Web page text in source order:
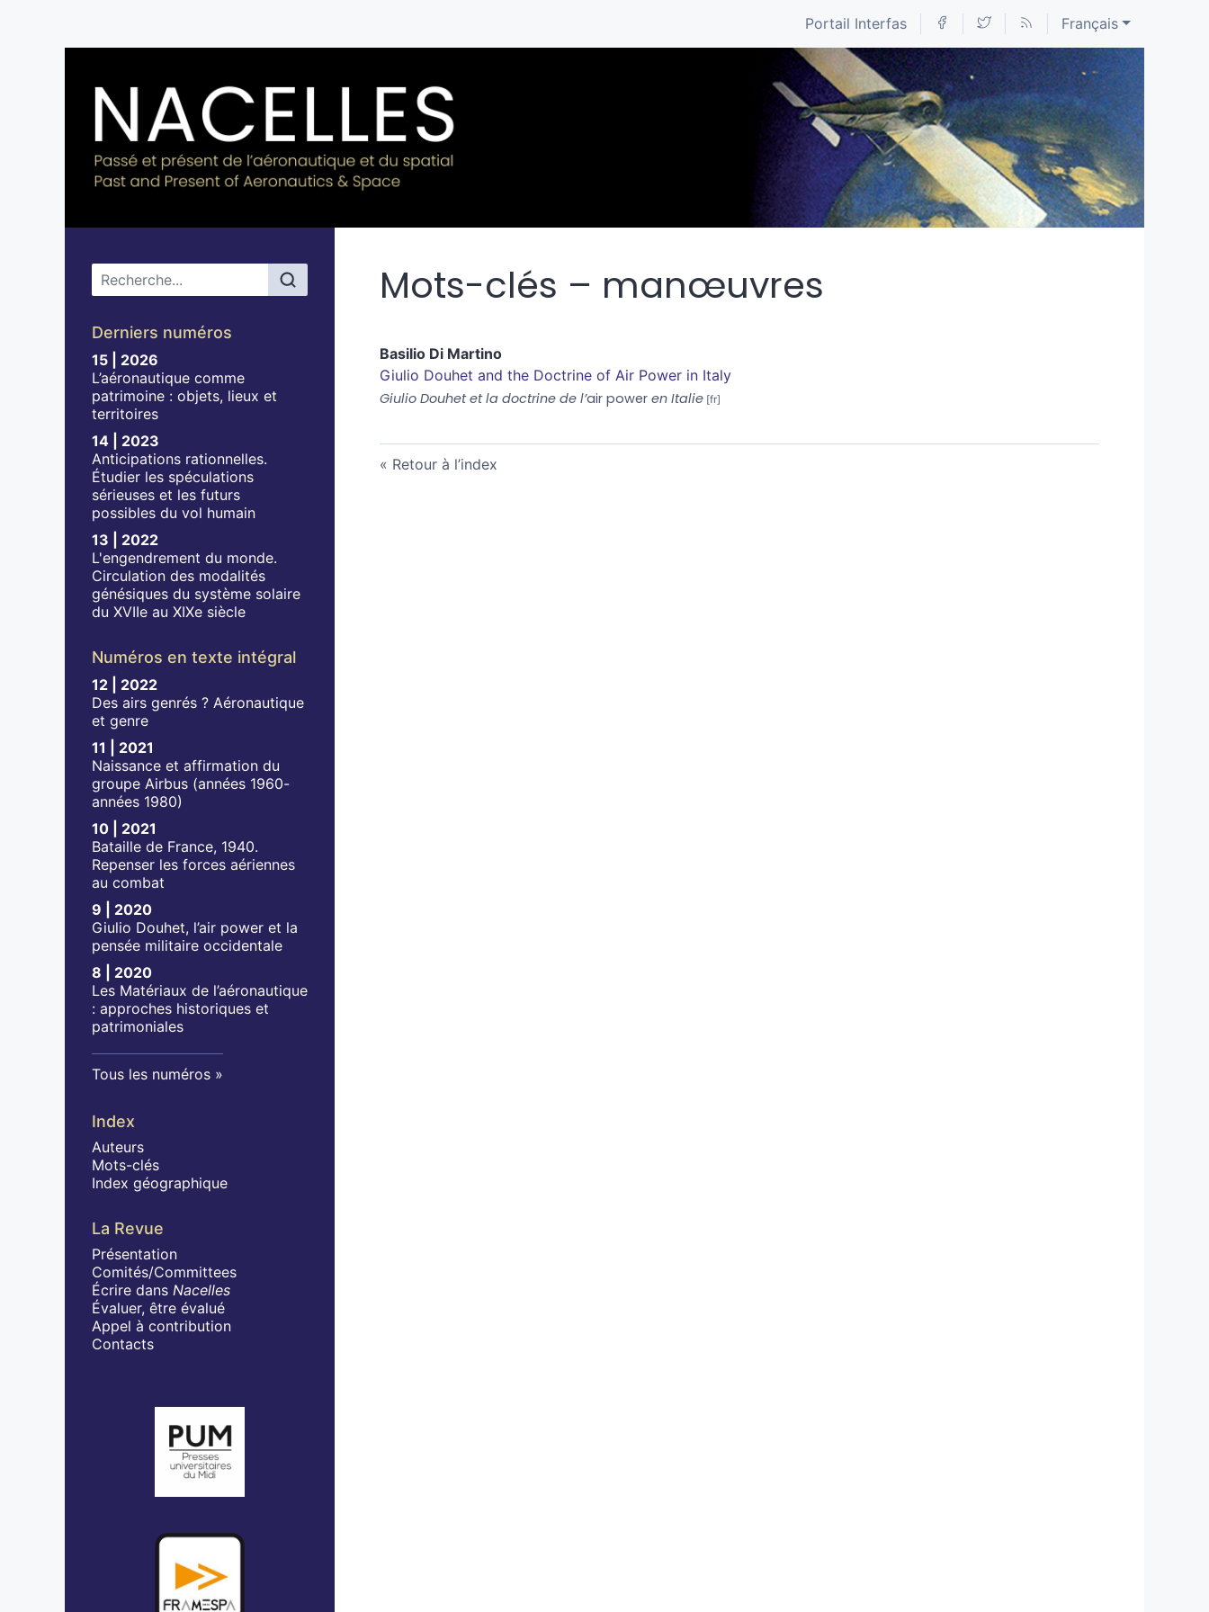
Portail Interfas Français
Menu principal
Derniers numéros
15 | 2026
L’aéronautique comme
patrimoine : objets, lieux et
territoires
14 | 2023
Anticipations rationnelles.
Étudier les spéculations
sérieuses et les futurs
possibles du vol humain
13 | 2022
L'engendrement du monde.
Circulation des modalités
génésiques du système solaire
du XVIIe au XIXe siècle
Numéros en texte intégral
12 | 2022
Des airs genrés ? Aéronautique
et genre
11 | 2021
Naissance et affirmation du
groupe Airbus (années 1960-
années 1980)
10 | 2021
Bataille de France, 1940.
Repenser les forces aériennes
au combat
9 | 2020
Giulio Douhet, l’air power et la
pensée militaire occidentale
8 | 2020
Les Matériaux de l’aéronautique
: approches historiques et
patrimoniales
Tous les numéros
Index
Auteurs
Mots-clés
Index géographique
La Revue
Présentation
Comités/Committees
Écrire dans Nacelles
Évaluer, être évalué
Appel à contribution
Contacts
Mots-clés – manœuvres
Basilio Di Martino
Giulio Douhet and the Doctrine of Air Power in Italy
Giulio Douhet et la doctrine de l’air power en Italie
Retour à l’index